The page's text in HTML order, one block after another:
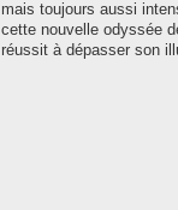
mais toujours aussi
cette nouvelle odyssée
réussit à dépasser son